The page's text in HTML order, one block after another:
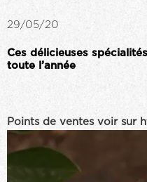
29/05/20
Ces délicieuses
toute l’année
Points de ventes voir sur